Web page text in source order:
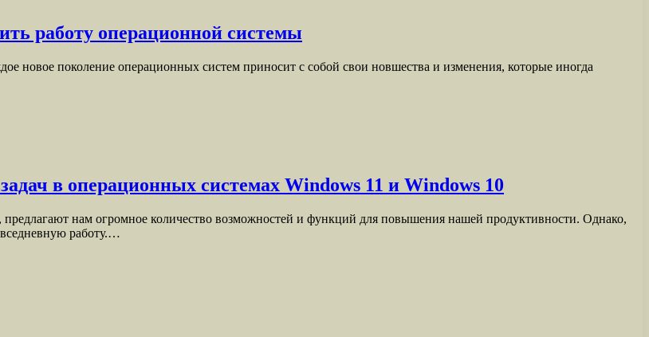
работу операционной системы
новое поколение операционных систем приносит с собой свои новшества и изменения, которые иногда
в операционных системах Windows 11 и Windows 10
нам огромное количество возможностей и функций для повышения нашей продуктивности. Однако,
работу.…